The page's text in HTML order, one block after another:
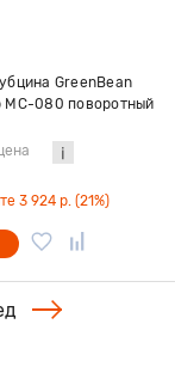
GreenBean
MC-080 поворотный
3 924 р. (21%)